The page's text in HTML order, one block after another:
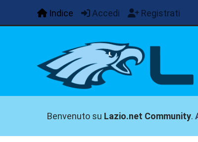
Indice Accedi Registrati
Benvenuto su Lazio.net Community.